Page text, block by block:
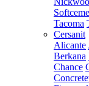
Tacoma
Cersanit
Alicante
Berkana
Chance